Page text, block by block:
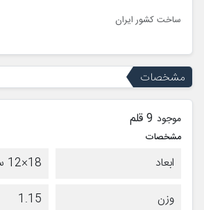
ساخت کشور ایران
مشخصات
موجود 9 قلم
مشخصات
ابعاد
18×12 سانتی‌متر
وزن
1.15